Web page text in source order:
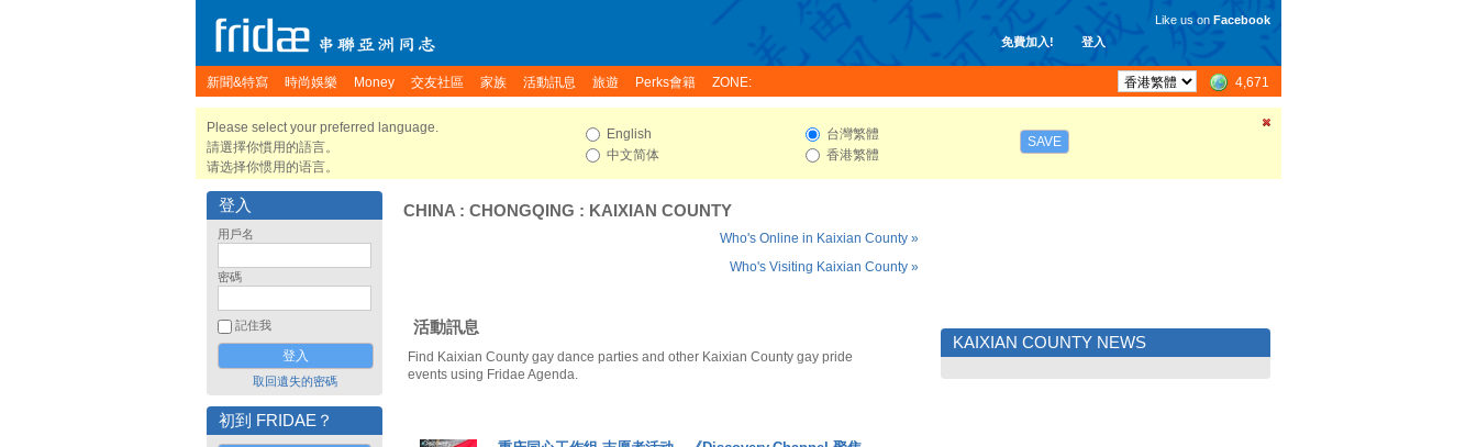
免費加入! 登入
Like us on Facebook
新聞&特寫 時尚娛樂 Money 交友社區 家族 活動訊息 旅遊 Perks會籍 ZONE: 4,671
Please select your preferred language.
請選擇你慣用的語言。
请选择你惯用的语言。
English
中文简体
台灣繁體
香港繁體
SAVE
登入
用戶名
密碼
記住我
取回遺失的密碼
初到 FRIDAE？
CHINA : CHONGQING : KAIXIAN COUNTY
Who's Online in Kaixian County »
Who's Visiting Kaixian County »
活動訊息
Find Kaixian County gay dance parties and other Kaixian County gay pride
events using Fridae Agenda.
KAIXIAN COUNTY NEWS